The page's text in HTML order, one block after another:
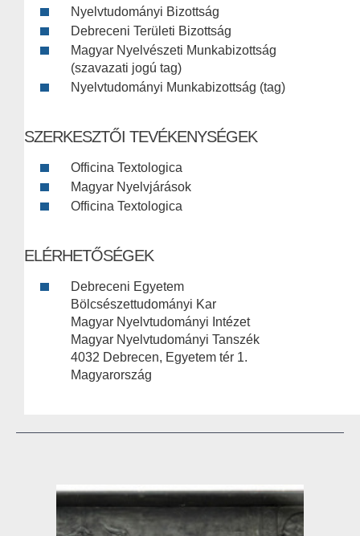
Nyelvtudományi Bizottság
Debreceni Területi Bizottság
Magyar Nyelvészeti Munkabizottság
(szavazati jogú tag)
Nyelvtudományi Munkabizottság (tag)
SZERKESZTŐI TEVÉKENYSÉGEK
Officina Textologica
Magyar Nyelvjárások
Officina Textologica
ELÉRHETŐSÉGEK
Debreceni Egyetem
Bölcsészettudományi Kar
Magyar Nyelvtudományi Intézet
Magyar Nyelvtudományi Tanszék
4032 Debrecen, Egyetem tér 1.
Magyarország